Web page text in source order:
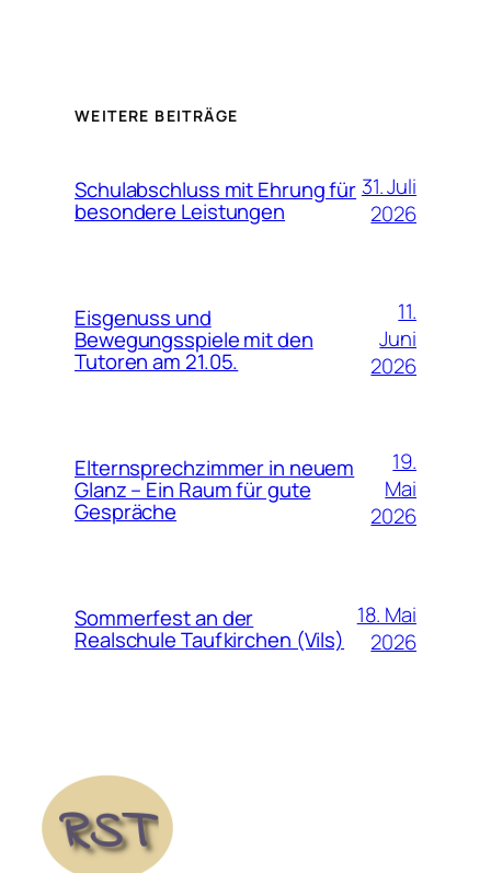
WEITERE BEITRÄGE
Schulabschluss mit Ehrung für
besondere Leistungen
31. Juli
2026
Eisgenuss und
Bewegungsspiele mit den
Tutoren am 21.05.
11.
Juni
2026
Elternsprechzimmer in neuem
Glanz – Ein Raum für gute
Gespräche
19.
Mai
2026
Sommerfest an der
Realschule Taufkirchen (Vils)
18. Mai
2026